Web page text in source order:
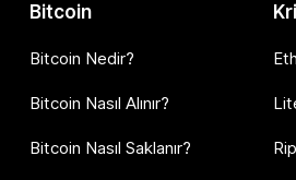
Bitcoin
Bitcoin Nedir?
Bitcoin Nasıl Alınır?
Bitcoin Nasıl Saklanır?